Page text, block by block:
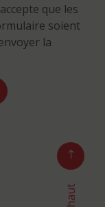
que les
soient
la